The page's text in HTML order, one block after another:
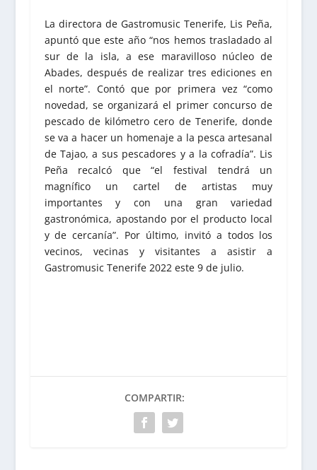
La directora de Gastromusic Tenerife, Lis Peña,
apuntó que este año “nos hemos trasladado al
sur de la isla, a ese maravilloso núcleo de
Abades, después de realizar tres ediciones en
el norte”. Contó que por primera vez “como
novedad, se organizará el primer concurso de
pescado de kilómetro cero de Tenerife, donde
se va a hacer un homenaje a la pesca artesanal
de Tajao, a sus pescadores y a la cofradía”. Lis
Peña recalcó que “el festival tendrá un
magnífico un cartel de artistas muy
importantes y con una gran variedad
gastronómica, apostando por el producto local
y de cercanía”. Por último, invitó a todos los
vecinos, vecinas y visitantes a asistir a
Gastromusic Tenerife 2022 este 9 de julio.
COMPARTIR: